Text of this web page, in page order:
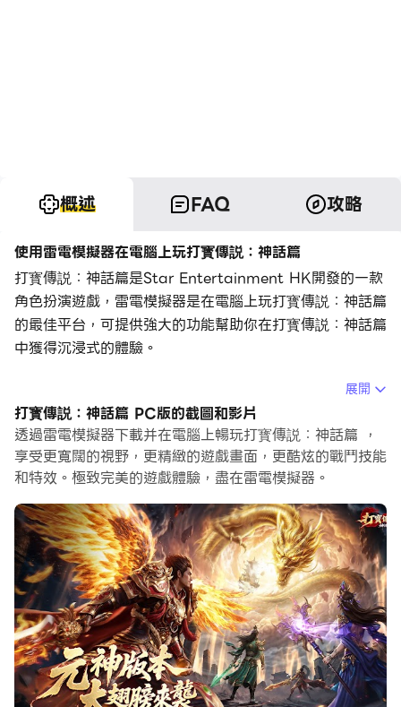
概述 FAQ 攻略
使用雷電模擬器在電腦上玩打寳傳説：神話篇
打寳傳説：神話篇是Star Entertainment HK開發的一款
角色扮演遊戲，雷電模擬器是在電腦上玩打寳傳説：神話篇
的最佳平台，可提供強大的功能幫助你在打寳傳説：神話篇
中獲得沉浸式的體驗。
當你在電腦上玩打寳傳説：神話篇的時候，作為一個想要運
行新帳號的初始玩家，多開和同步器功能對於首抽是非常有
用的。你可以使用他們去複製多個模擬器然後開始同步過
程。綁定您的帳號直到您抽到喜歡的英雄。
個很棒的選擇！運行同步器並錄製您的操作，然後即時地重
複主實例的操作。通過這樣做，您可以同時執行2個或更多
的帳戶。你可以總在其他人之前得到你想要的英雄！這要歸
功於更快的刷初始和更省時的召喚！現在就開始在電腦上下
載和玩打寳傳説：神話篇吧！
二十載傳世經典，今朝神話再臨！
《打寶傳說：神話篇》完美復刻經典傳世玩法，並融入東方神話元
展開
打寳傳説：神話篇 PC版的截圖和影片
透過雷電模擬器下載并在電腦上暢玩打寳傳説：神話篇 ，
享受更寬闊的視野，更精緻的遊戲畫面，更酷炫的戰鬥技能
和特效。極致完美的遊戲體驗，盡在雷電模擬器。